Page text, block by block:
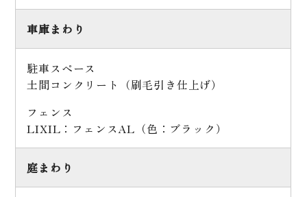
車庫まわり
駐車スペース
土間コンクリート（刷毛引き仕上げ）
フェンス
LIXIL：フェンスAL（色：ブラック）
庭まわり